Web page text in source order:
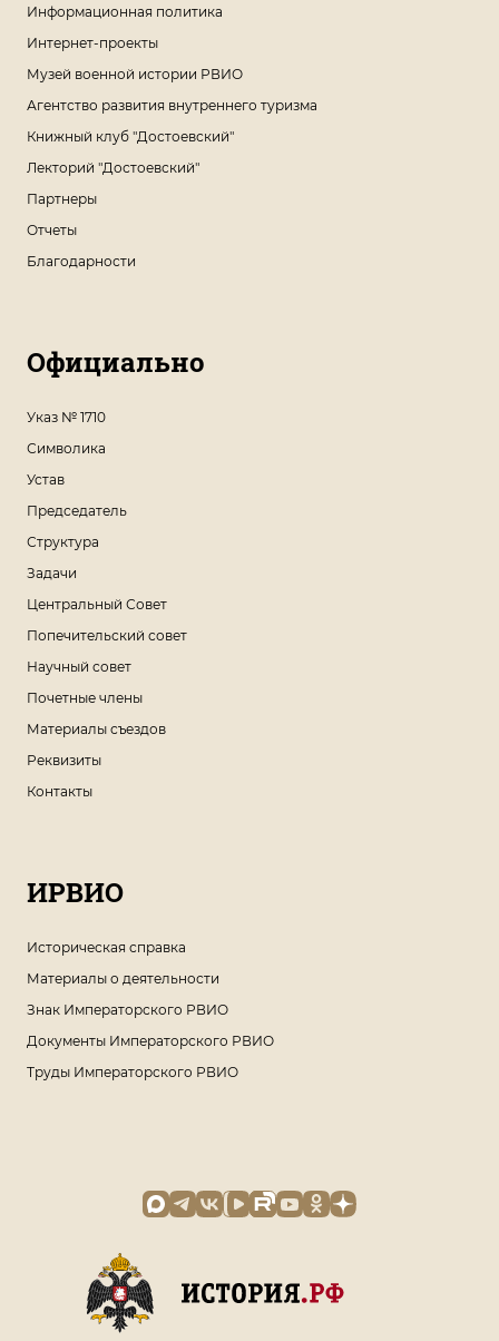
Информационная политика
Интернет-проекты
Музей военной истории РВИО
Агентство развития внутреннего туризма
Книжный клуб "Достоевский"
Лекторий "Достоевский"
Партнеры
Отчеты
Благодарности
Официально
Указ № 1710
Символика
Устав
Председатель
Структура
Задачи
Центральный Совет
Попечительский совет
Научный совет
Почетные члены
Материалы съездов
Реквизиты
Контакты
ИРВИО
Историческая справка
Материалы о деятельности
Знак Императорского РВИО
Документы Императорского РВИО
Труды Императорского РВИО